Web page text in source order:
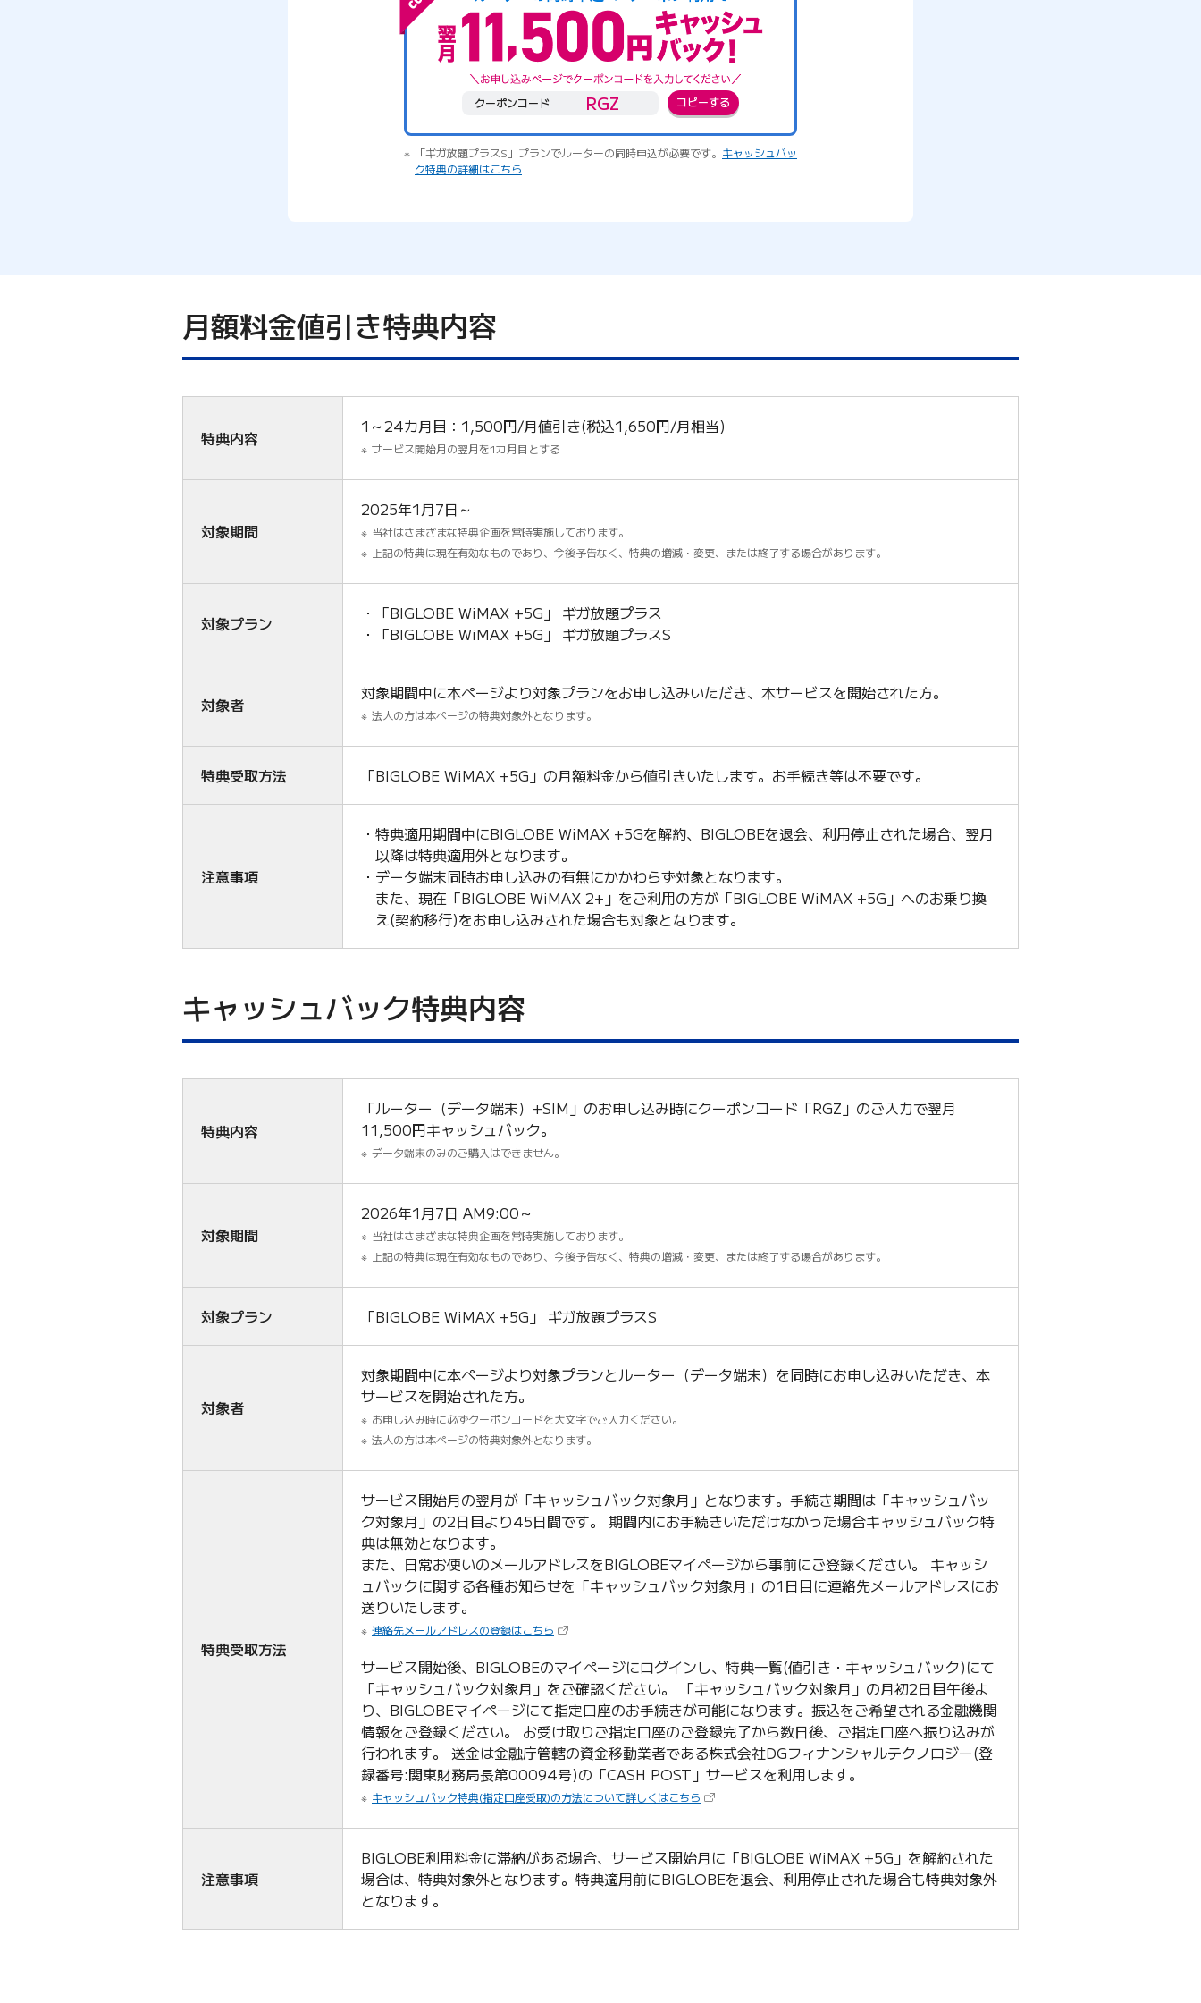
クーポンコード RGZ コピーする
「ギガ放題プラスS」プランでルーターの同時申込が必要です。 キャッシュバッ
ク特典の詳細はこちら
月額料金値引き特典内容
特典内容
1～24カ月目：1,500円/月値引き(税込1,650円/月相当)
サービス開始月の翌月を1カ月目とする
対象期間
2025年1月7日～
当社はさまざまな特典企画を常時実施しております。
上記の特典は現在有効なものであり、今後予告なく、特典の増減・変更、または終了する場合があります。
対象プラン
「BIGLOBE WiMAX +5G」 ギガ放題プラス
「BIGLOBE WiMAX +5G」 ギガ放題プラスS
対象者
対象期間中に本ページより対象プランをお申し込みいただき、本サービスを開始された方。
法人の方は本ページの特典対象外となります。
特典受取方法 「BIGLOBE WiMAX +5G」の月額料金から値引きいたします。お手続き等は不要です。
注意事項
特典適用期間中にBIGLOBE WiMAX +5Gを解約、BIGLOBEを退会、利用停止された場合、翌月
以降は特典適用外となります。
データ端末同時お申し込みの有無にかかわらず対象となります。
また、現在「BIGLOBE WiMAX 2+」をご利用の方が「BIGLOBE WiMAX +5G」へのお乗り換
え(契約移行)をお申し込みされた場合も対象となります。
キャッシュバック特典内容
特典内容
「ルーター（データ端末）+SIM」のお申し込み時にクーポンコード「RGZ」のご入力で翌月
11,500円キャッシュバック。
データ端末のみのご購入はできません。
対象期間
2026年1月7日 AM9:00～
当社はさまざまな特典企画を常時実施しております。
上記の特典は現在有効なものであり、今後予告なく、特典の増減・変更、または終了する場合があります。
対象プラン 「BIGLOBE WiMAX +5G」 ギガ放題プラスS
対象者
対象期間中に本ページより対象プランとルーター（データ端末）を同時にお申し込みいただき、本
サービスを開始された方。
お申し込み時に必ずクーポンコードを大文字でご入力ください。
法人の方は本ページの特典対象外となります。
特典受取方法
サービス開始月の翌月が「キャッシュバック対象月」となります。手続き期間は「キャッシュバッ
ク対象月」の2日目より45日間です。 期間内にお手続きいただけなかった場合キャッシュバック特
典は無効となります。
また、日常お使いのメールアドレスをBIGLOBEマイページから事前にご登録ください。 キャッシ
ュバックに関する各種お知らせを「キャッシュバック対象月」の1日目に連絡先メールアドレスにお
送りいたします。
連絡先メールアドレスの登録はこちら （新しいタブで開きます）
サービス開始後、BIGLOBEのマイページにログインし、特典一覧(値引き・キャッシュバック)にて
「キャッシュバック対象月」をご確認ください。 「キャッシュバック対象月」の月初2日目午後よ
り、BIGLOBEマイページにて指定口座のお手続きが可能になります。振込をご希望される金融機関
情報をご登録ください。 お受け取りご指定口座のご登録完了から数日後、ご指定口座へ振り込みが
行われます。 送金は金融庁管轄の資金移動業者である株式会社DGフィナンシャルテクノロジー(登
録番号:関東財務局長第00094号)の「CASH POST」サービスを利用します。
キャッシュバック特典(指定口座受取)の方法について詳しくはこちら （新しいタブで開きます）
注意事項
BIGLOBE利用料金に滞納がある場合、サービス開始月に「BIGLOBE WiMAX +5G」を解約された
場合は、特典対象外となります。特典適用前にBIGLOBEを退会、利用停止された場合も特典対象外
となります。